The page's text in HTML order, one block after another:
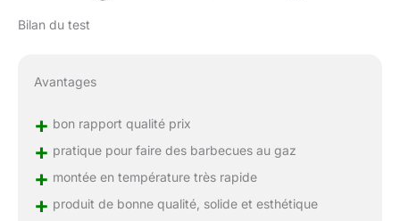
Bilan du test
Avantages
+ bon rapport qualité prix
+ pratique pour faire des barbecues au gaz
+ montée en température très rapide
+ produit de bonne qualité, solide et esthétique